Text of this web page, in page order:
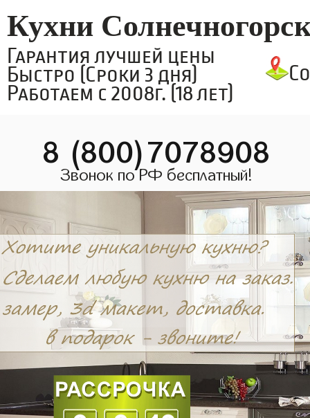
Кухни
Гарантия лучшей цены
Быстро (Сроки 3 дня)
Работаем с 2008г. (18 лет)
8 (800)7078908
Звонок по РФ бесплатный!